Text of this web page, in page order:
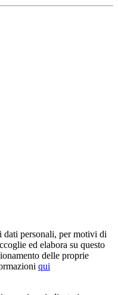
dati personali, per motivi di
ed elabora su questo
delle proprie
qui